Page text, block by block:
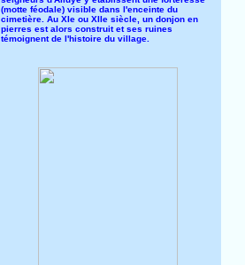
(motte féodale) visible dans l'enceinte du
cimetière. Au XIe ou XIIe siècle, un donjon en
pierres est alors construit et ses ruines
témoignent de l'histoire du village.